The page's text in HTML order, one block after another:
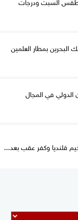
بمطار العلمين
الدولي في المجال
قلنديا وكفر عقب بعد...